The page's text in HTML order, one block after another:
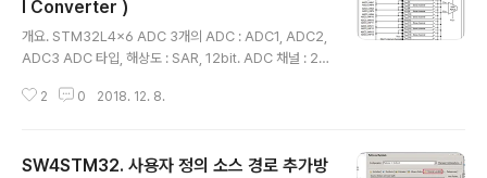
l Converter )
개요. STM32L4x6 ADC 3개의 ADC : ADC1, ADC2,
ADC3 ADC 타입, 해상도 : SAR, 12bit. ADC 채널 : 20
e features – Up to 3 ADCs, out of which two of th
ADC2 is connected to 16 external channels + 2 i
2 0 2018. 12. 8.
SW4STM32. 사용자 정의 소스 경로 추가방